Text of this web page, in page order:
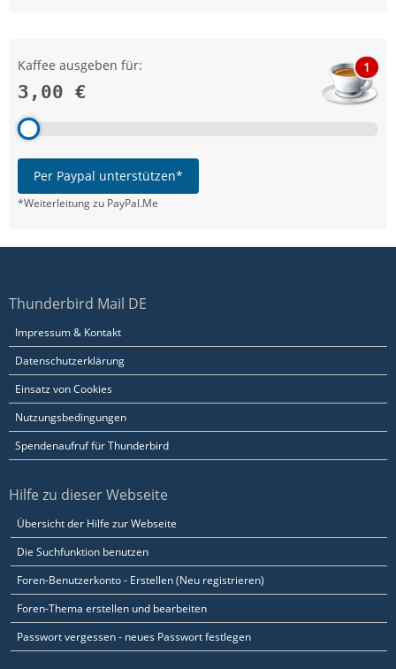
Kaffee ausgeben für:
3,00 €
1
Per Paypal unterstützen*
*Weiterleitung zu PayPal.Me
Thunderbird Mail DE
Impressum & Kontakt
Datenschutzerklärung
Einsatz von Cookies
Nutzungsbedingungen
Spendenaufruf für Thunderbird
Hilfe zu dieser Webseite
Übersicht der Hilfe zur Webseite
Die Suchfunktion benutzen
Foren-Benutzerkonto - Erstellen (Neu registrieren)
Foren-Thema erstellen und bearbeiten
Passwort vergessen - neues Passwort festlegen